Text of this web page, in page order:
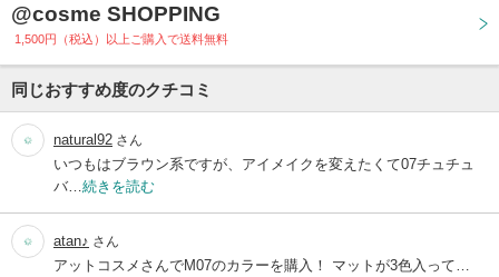
@cosme SHOPPING
1,500円（税込）以上ご購入で送料無料
同じおすすめ度のクチコミ
natural92 さん
いつもはブラウン系ですが、アイメイクを変えたくて07チュチュ
バ… 続きを読む
atan♪ さん
アットコスメさんでM07のカラーを購入！ マットが3色入って…